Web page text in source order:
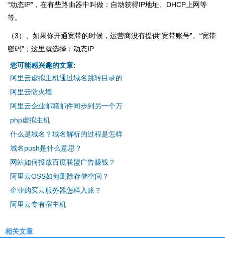
“动态IP”，在有些路由器中叫做：自动获得IP地址、DHCP上网等
等。
（3）、如果你开通宽带的时候，运营商没有提供“宽带账号”、“宽带
密码”；这里就选择：动态IP
您可能感兴趣的文章:
阿里云虚拟主机通过域名跳转目录的
阿里云防火墙
阿里云企业邮箱邮件同步到另一个万
php虚拟主机
什么是域名？域名解析的过程是怎样
域名push是什么意思？
网站如何投放百度联盟广告赚钱？
阿里云OSS如何删除存储空间？
企业购买云服务器怎样入账？
阿里云专有宿主机
相关文章